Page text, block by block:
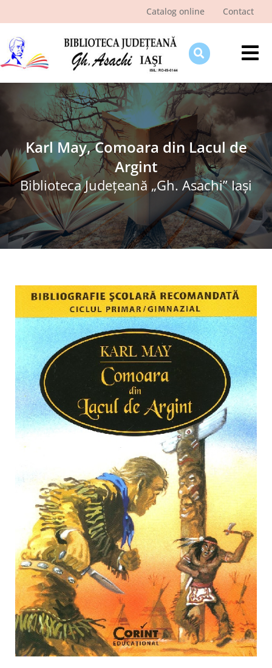
Catalog online Contact
Despre bibliotecă
Pagina cititorului
Ştiri şi evenimente
Programe şi proiecte
Interes public
Karl May, Comoara din Lacul de
Argint
Biblioteca Judeţeană „Gh. Asachi” Iaşi